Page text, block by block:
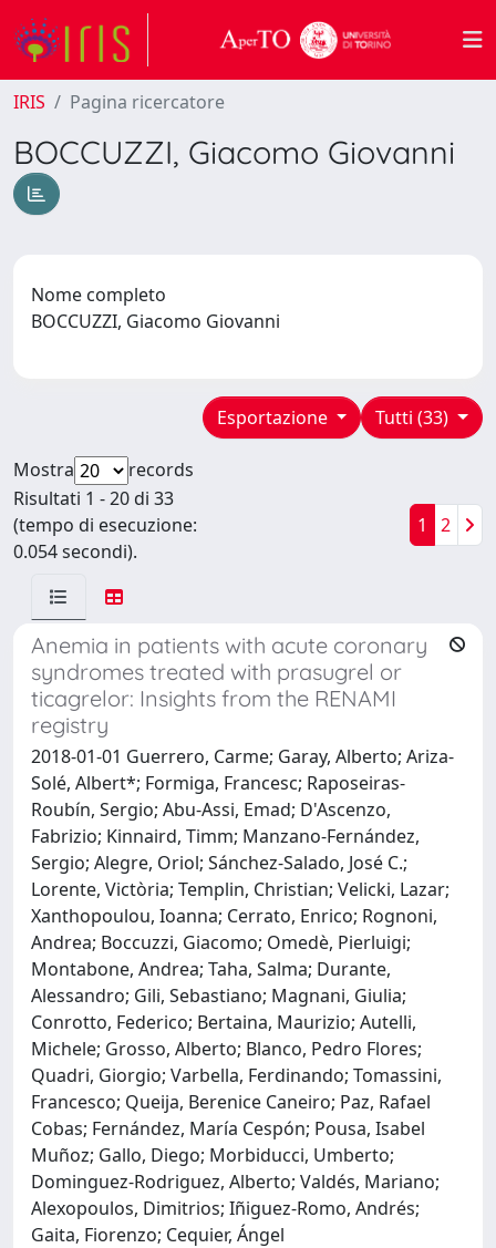
IRIS Pagina ricercatore
BOCCUZZI, Giacomo Giovanni
Nome completo
BOCCUZZI, Giacomo Giovanni
Tutti (33)
Esportazione
Mostra
records
Risultati 1 - 20 di 33
(tempo di esecuzione:
0.054 secondi).
1 2
Anemia in patients with acute coronary
syndromes treated with prasugrel or
ticagrelor: Insights from the RENAMI
registry
2018-01-01 Guerrero, Carme; Garay, Alberto; Ariza-
Solé, Albert*; Formiga, Francesc; Raposeiras-
Roubín, Sergio; Abu-Assi, Emad; D'Ascenzo,
Fabrizio; Kinnaird, Timm; Manzano-Fernández,
Sergio; Alegre, Oriol; Sánchez-Salado, José C.;
Lorente, Victòria; Templin, Christian; Velicki, Lazar;
Xanthopoulou, Ioanna; Cerrato, Enrico; Rognoni,
Andrea; Boccuzzi, Giacomo; Omedè, Pierluigi;
Montabone, Andrea; Taha, Salma; Durante,
Alessandro; Gili, Sebastiano; Magnani, Giulia;
Conrotto, Federico; Bertaina, Maurizio; Autelli,
Michele; Grosso, Alberto; Blanco, Pedro Flores;
Quadri, Giorgio; Varbella, Ferdinando; Tomassini,
Francesco; Queija, Berenice Caneiro; Paz, Rafael
Cobas; Fernández, María Cespón; Pousa, Isabel
Muñoz; Gallo, Diego; Morbiducci, Umberto;
Dominguez-Rodriguez, Alberto; Valdés, Mariano;
Alexopoulos, Dimitrios; Iñiguez-Romo, Andrés;
Gaita, Fiorenzo; Cequier, Ángel